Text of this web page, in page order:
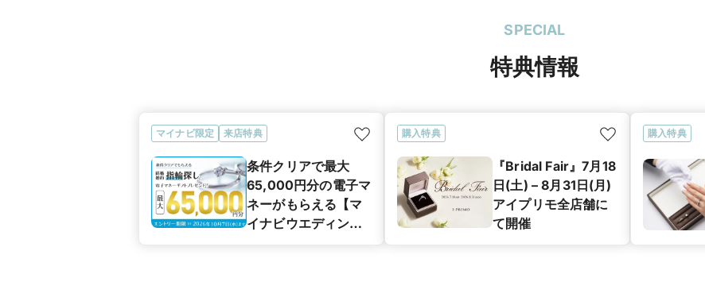
SPECIAL
特典情報
マイナビ限定 来店特典
条件クリアで最大
65,000円分の電子マ
ネーがもらえる【マ
イナビウエディング
購入特典
『Bridal Fair』7月18
日(土) – 8月31日(月)
アイプリモ全店舗に
て開催
購入特典